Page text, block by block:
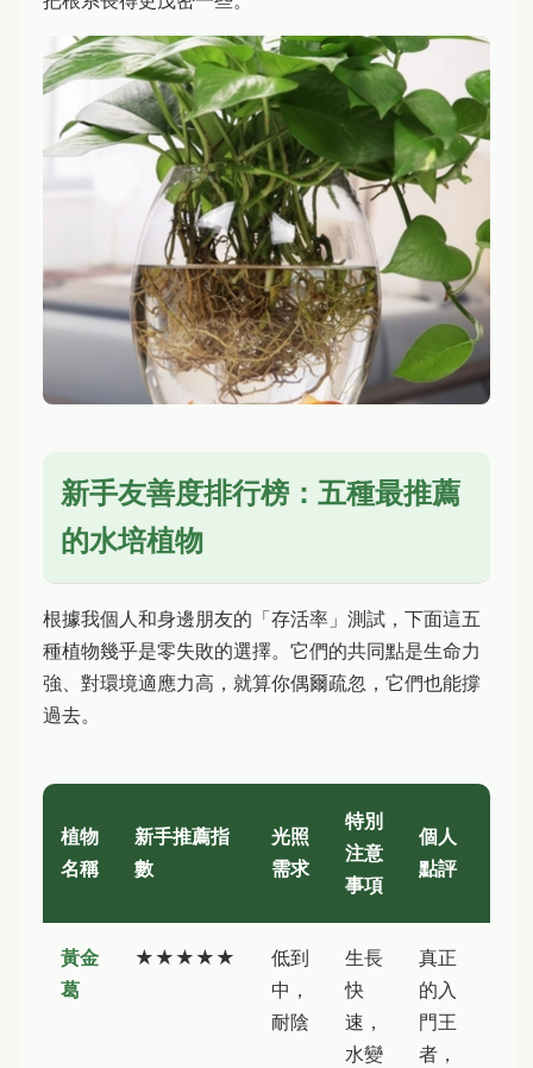
新手友善度排行榜：五種最推薦
的水培植物
根據我個人和身邊朋友的「存活率」測試，下面這五
種植物幾乎是零失敗的選擇。它們的共同點是生命力
強、對環境適應力高，就算你偶爾疏忽，它們也能撐
過去。
植物
名稱
新手推薦指
數
光照
需求
特別
注意
事項
個人
點評
黃金
葛
★★★★★
低到
中，
耐陰
生長
快
速，
水變
真正
的入
門王
者，